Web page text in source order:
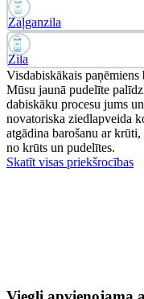
Zaļganzila
Zila
Visdabiskākais paņēmiens
Mūsu jaunā pudelīte
dabiskāku procesu jums
novatoriska ziedlapveida
atgādina barošanu ar
no krūts un pudelītes.
Skatīt visas priekšrocības